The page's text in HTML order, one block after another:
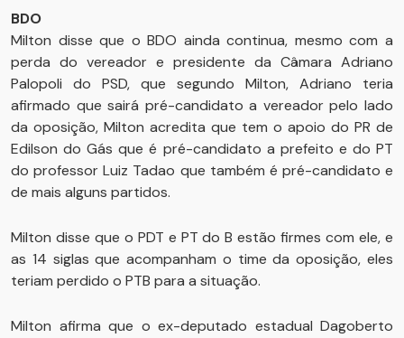
BDO
Milton disse que o BDO ainda continua, mesmo com a
perda do vereador e presidente da Câmara Adriano
Palopoli do PSD, que segundo Milton, Adriano teria
afirmado que sairá pré-candidato a vereador pelo lado
da oposição, Milton acredita que tem o apoio do PR de
Edilson do Gás que é pré-candidato a prefeito e do PT
do professor Luiz Tadao que também é pré-candidato e
de mais alguns partidos.
Milton disse que o PDT e PT do B estão firmes com ele, e
as 14 siglas que acompanham o time da oposição, eles
teriam perdido o PTB para a situação.
Milton afirma que o ex-deputado estadual Dagoberto